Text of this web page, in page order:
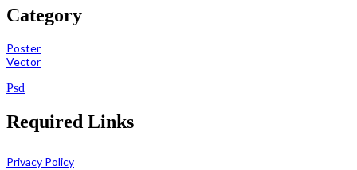
Category
Poster
Vector
Psd
Required Links
Privacy Policy